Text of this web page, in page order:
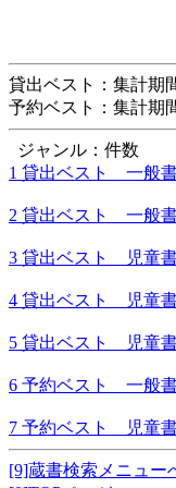
貸出ベスト：集計期
予約ベスト：集計期
ジャンル：件数
1 貸出ベスト 一般
2 貸出ベスト 一般
3 貸出ベスト 児童
4 貸出ベスト 児童
5 貸出ベスト 児童
6 予約ベスト 一般
7 予約ベスト 児童
[9]蔵書検索メニュー